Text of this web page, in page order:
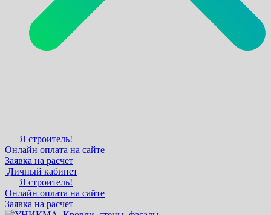
Я строитель!
Онлайн оплата на сайте
Заявка на расчет
Личный кабинет
Я строитель!
Онлайн оплата на сайте
Заявка на расчет